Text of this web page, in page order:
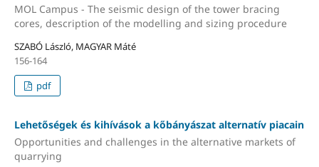
MOL Campus - The seismic design of the tower bracing
cores, description of the modelling and sizing procedure
SZABÓ László, MAGYAR Máté
156-164
pdf
Lehetőségek és kihívások a kőbányászat alternatív piacain
Opportunities and challenges in the alternative markets of
quarrying